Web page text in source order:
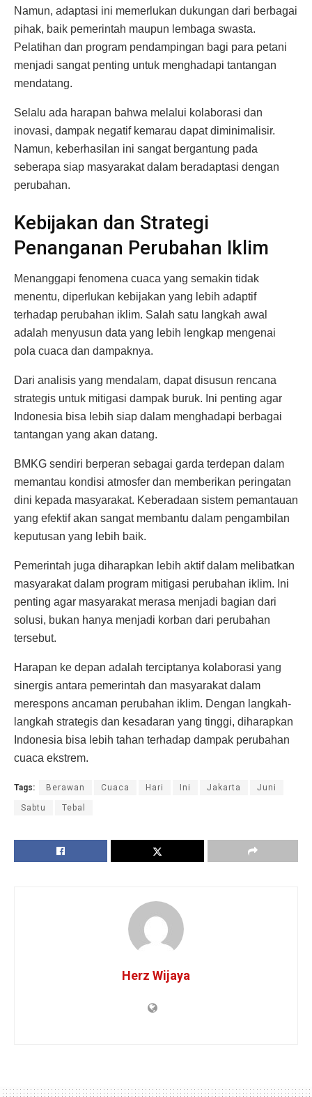
Namun, adaptasi ini memerlukan dukungan dari berbagai
pihak, baik pemerintah maupun lembaga swasta.
Pelatihan dan program pendampingan bagi para petani
menjadi sangat penting untuk menghadapi tantangan
mendatang.
Selalu ada harapan bahwa melalui kolaborasi dan
inovasi, dampak negatif kemarau dapat diminimalisir.
Namun, keberhasilan ini sangat bergantung pada
seberapa siap masyarakat dalam beradaptasi dengan
perubahan.
Kebijakan dan Strategi
Penanganan Perubahan Iklim
Menanggapi fenomena cuaca yang semakin tidak
menentu, diperlukan kebijakan yang lebih adaptif
terhadap perubahan iklim. Salah satu langkah awal
adalah menyusun data yang lebih lengkap mengenai
pola cuaca dan dampaknya.
Dari analisis yang mendalam, dapat disusun rencana
strategis untuk mitigasi dampak buruk. Ini penting agar
Indonesia bisa lebih siap dalam menghadapi berbagai
tantangan yang akan datang.
BMKG sendiri berperan sebagai garda terdepan dalam
memantau kondisi atmosfer dan memberikan peringatan
dini kepada masyarakat. Keberadaan sistem pemantauan
yang efektif akan sangat membantu dalam pengambilan
keputusan yang lebih baik.
Pemerintah juga diharapkan lebih aktif dalam melibatkan
masyarakat dalam program mitigasi perubahan iklim. Ini
penting agar masyarakat merasa menjadi bagian dari
solusi, bukan hanya menjadi korban dari perubahan
tersebut.
Harapan ke depan adalah terciptanya kolaborasi yang
sinergis antara pemerintah dan masyarakat dalam
merespons ancaman perubahan iklim. Dengan langkah-
langkah strategis dan kesadaran yang tinggi, diharapkan
Indonesia bisa lebih tahan terhadap dampak perubahan
cuaca ekstrem.
Tags: Berawan Cuaca Hari Ini Jakarta Juni
Sabtu Tebal
Herz Wijaya